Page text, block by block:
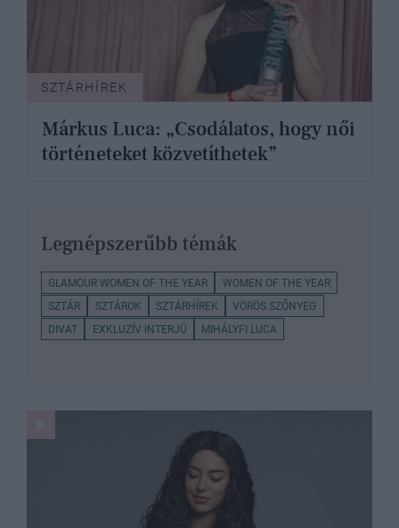
SZTÁRHÍREK
Márkus Luca: „Csodálatos, hogy női
történeteket közvetíthetek”
Legnépszerűbb témák
GLAMOUR WOMEN OF THE YEAR
WOMEN OF THE YEAR
SZTÁR
SZTÁROK SZTÁRHÍREK
VÖRÖS SZŐNYEG
DIVAT
EXKLUZÍV INTERJÚ MIHÁLYFI LUCA